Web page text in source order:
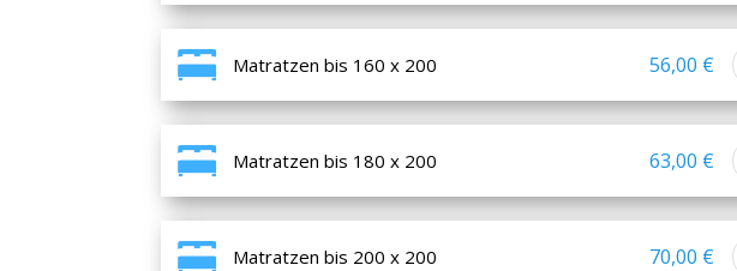
Matratzen bis 160 x 200 56,00 €
Matratzen bis 180 x 200 63,00 €
Matratzen bis 200 x 200 70,00 €